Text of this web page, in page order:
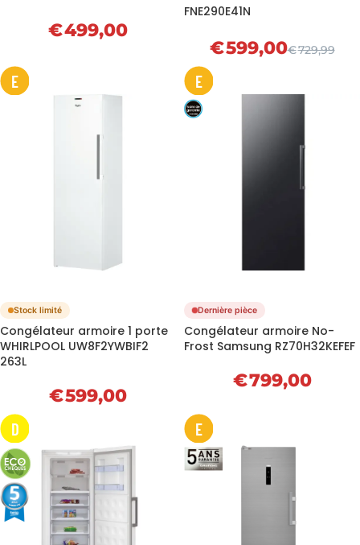
€499,00
FNE290E41N
€729,99
€599,00
E
Stock limité
Congélateur armoire 1 porte
WHIRLPOOL UW8F2YWBIF2
263L
€599,00
E
Dernière pièce
Congélateur armoire No-
Frost Samsung RZ70H32KEFEF
€799,00
D E